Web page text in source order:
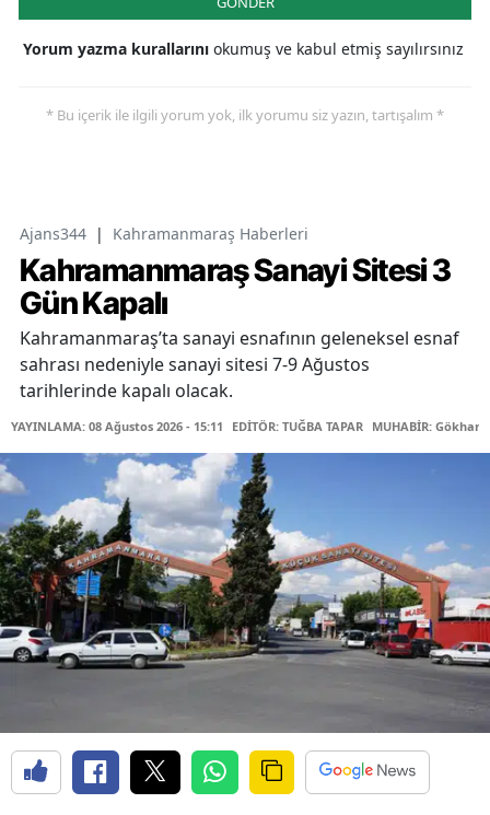
Yorum yazma kurallarını okumuş ve kabul etmiş sayılırsınız
* Bu içerik ile ilgili yorum yok, ilk yorumu siz yazın, tartışalım *
Ajans344 | Kahramanmaraş Haberleri
Kahramanmaraş Sanayi Sitesi 3
Gün Kapalı
Kahramanmaraş’ta sanayi esnafının geleneksel esnaf
sahrası nedeniyle sanayi sitesi 7-9 Ağustos
tarihlerinde kapalı olacak.
YAYINLAMA: 08 Ağustos 2026 - 15:11 EDİTÖR: TUĞBA TAPAR MUHABİR: Gökhan